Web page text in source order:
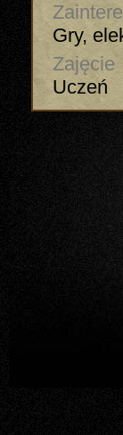
Gry,
Zajęcie
Uczeń